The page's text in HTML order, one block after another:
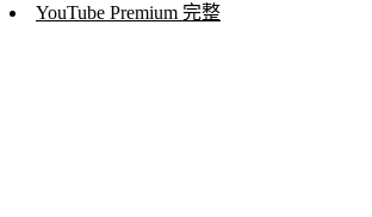
YouTube Premium 完整